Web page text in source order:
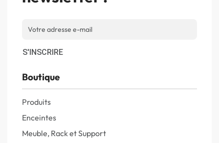
S'INSCRIRE
Boutique
Produits
Enceintes
Meuble, Rack et Support